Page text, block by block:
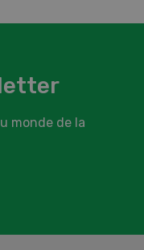
monde de la